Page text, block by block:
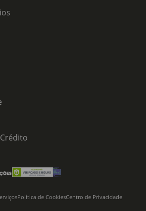
Política de CookiesCentro de Privacidade